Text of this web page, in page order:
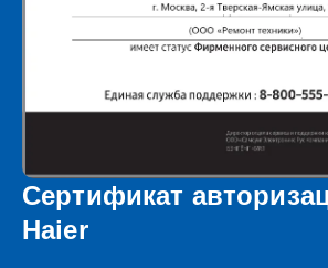
Сертификат
Haier